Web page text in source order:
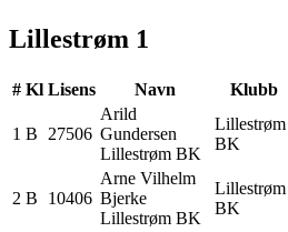
Lillestrøm 1
# Kl Lisens Navn Klubb
1 B 27506
Arild
Gundersen
Lillestrøm BK
Lillestrøm
BK
2 B 10406
Arne Vilhelm
Bjerke
Lillestrøm BK
Lillestrøm
BK